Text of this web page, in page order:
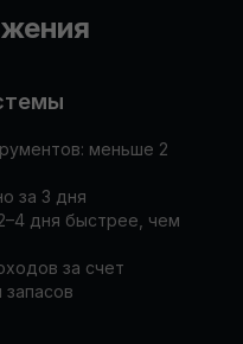
меньше 2
за 3 дня
дня быстрее, чем
за счет
запасов